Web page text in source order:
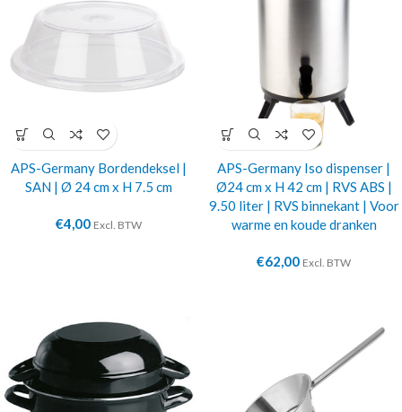
APS-Germany Bordendeksel |
SAN | Ø 24 cm x H 7.5 cm
€4,00 Excl. BTW
APS-Germany Iso dispenser |
Ø24 cm x H 42 cm | RVS ABS |
9.50 liter | RVS binnekant | Voor
warme en koude dranken
€62,00 Excl. BTW